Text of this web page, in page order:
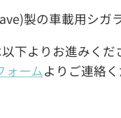
製の車載用シガ
下よりお進みく
ォームよりご連絡く